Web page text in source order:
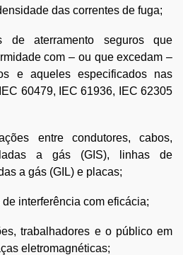
das correntes de fuga;
de aterramento seguros que
com – ou que excedam –
e aqueles especificados nas
60479, IEC 61936, IEC 62305
entre condutores, cabos,
a gás (GIS), linhas de
a gás (GIL) e placas;
interferência com eficácia;
trabalhadores e o público em
eletromagnéticas;